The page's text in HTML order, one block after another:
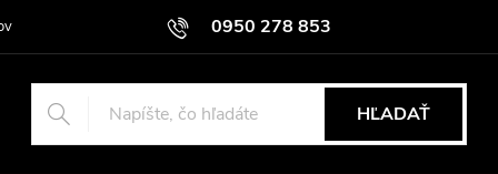
0950 278 853
HĽADAŤ